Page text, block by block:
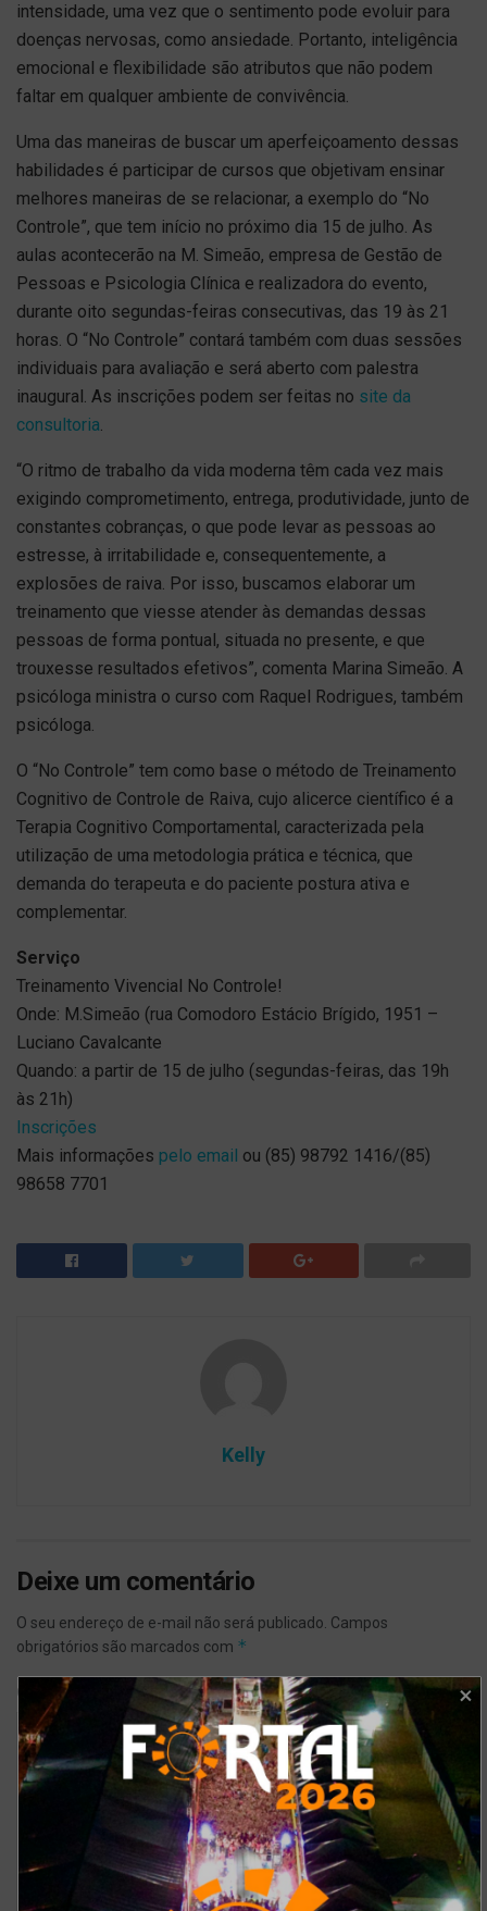
intensidade, uma vez que o sentimento pode evoluir para
doenças nervosas, como ansiedade. Portanto, inteligência
emocional e flexibilidade são atributos que não podem
faltar em qualquer ambiente de convivência.
Uma das maneiras de buscar um aperfeiçoamento dessas
habilidades é participar de cursos que objetivam ensinar
melhores maneiras de se relacionar, a exemplo do “No
Controle”, que tem início no próximo dia 15 de julho. As
aulas acontecerão na M. Simeão, empresa de Gestão de
Pessoas e Psicologia Clínica e realizadora do evento,
durante oito segundas-feiras consecutivas, das 19 às 21
horas. O “No Controle” contará também com duas sessões
individuais para avaliação e será aberto com palestra
inaugural. As inscrições podem ser feitas no site da
consultoria.
“O ritmo de trabalho da vida moderna têm cada vez mais
exigindo comprometimento, entrega, produtividade, junto de
constantes cobranças, o que pode levar as pessoas ao
estresse, à irritabilidade e, consequentemente, a
explosões de raiva. Por isso, buscamos elaborar um
treinamento que viesse atender às demandas dessas
pessoas de forma pontual, situada no presente, e que
trouxesse resultados efetivos”, comenta Marina Simeão. A
psicóloga ministra o curso com Raquel Rodrigues, também
psicóloga.
O “No Controle” tem como base o método de Treinamento
Cognitivo de Controle de Raiva, cujo alicerce científico é a
Terapia Cognitivo Comportamental, caracterizada pela
utilização de uma metodologia prática e técnica, que
demanda do terapeuta e do paciente postura ativa e
complementar.
Serviço
Treinamento Vivencial No Controle!
Onde: M.Simeão (rua Comodoro Estácio Brígido, 1951 –
Luciano Cavalcante
Quando: a partir de 15 de julho (segundas-feiras, das 19h
às 21h)
Inscrições
Mais informações pelo email ou (85) 98792 1416/(85)
98658 7701
Kelly
Deixe um comentário
O seu endereço de e-mail não será publicado. Campos
obrigatórios são marcados com *
Comentário